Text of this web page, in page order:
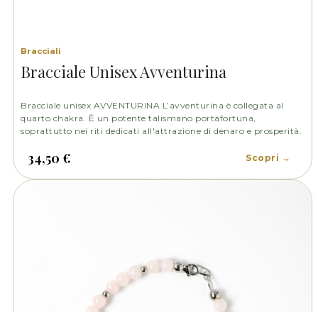
Bracciali
Bracciale Unisex Avventurina
Bracciale unisex AVVENTURINA L’avventurina è collegata al
quarto chakra. È un potente talismano portafortuna,
soprattutto nei riti dedicati all'attrazione di denaro e prosperità.
34,50 € Scopri →